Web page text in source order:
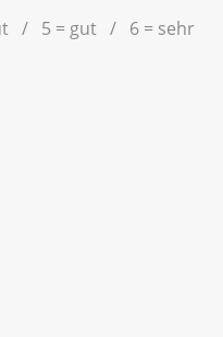
/ 5 = gut / 6 = sehr